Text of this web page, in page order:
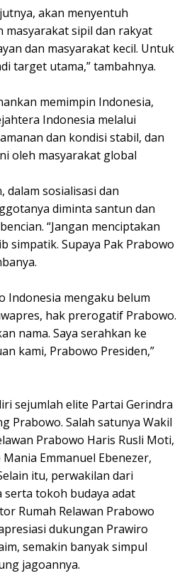
akan menyentuh
masyarakat sipil dan rakyat
dan masyarakat kecil. Untuk
target utama,” tambahnya.
memimpin Indonesia,
Indonesia melalui
dan kondisi stabil, dan
oleh masyarakat global
dalam sosialisasi dan
diminta santun dan
“Jangan menciptakan
simpatik. Supaya Pak Prabowo
Indonesia mengaku belum
hak prerogatif Prabowo.
nama. Saya serahkan ke
kami, Prabowo Presiden,”
sejumlah elite Partai Gerindra
Prabowo. Salah satunya Wakil
Prabowo Haris Rusli Moti,
Emmanuel Ebenezer,
itu, perwakilan dari
tokoh budaya adat
Rumah Relawan Prabowo
dukungan Prawiro
semakin banyak simpul
jagoannya.